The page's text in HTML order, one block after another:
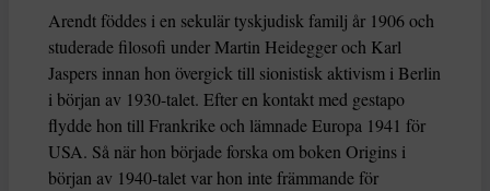
Arendt föddes i en sekulär tyskjudisk familj år 1906 och
studerade filosofi under Martin Heidegger och Karl
Jaspers innan hon övergick till sionistisk aktivism i Berlin
i början av 1930-talet. Efter en kontakt med gestapo
flydde hon till Frankrike och lämnade Europa 1941 för
USA. Så när hon började forska om boken Origins i
början av 1940-talet var hon inte främmande för